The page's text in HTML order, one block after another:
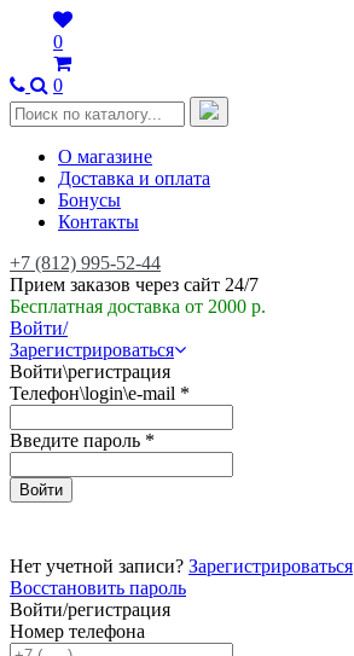
0
0
О магазине
Доставка и оплата
Бонусы
Контакты
+7 (812) 995-52-44
Прием заказов через сайт 24/7
Бесплатная доставка от 2000 р.
Войти/
Зарегистрироваться
Войти\регистрация
Телефон\login\e-mail *
Введите пароль *
Нет учетной записи? Зарегистрироваться
Восстановить пароль
Войти/регистрация
Номер телефона